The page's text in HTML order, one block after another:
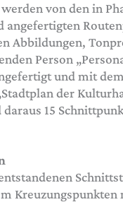
von den in
angefertigten
Abbildungen,
Person
und mit
der
15
Kreuzungspunkten